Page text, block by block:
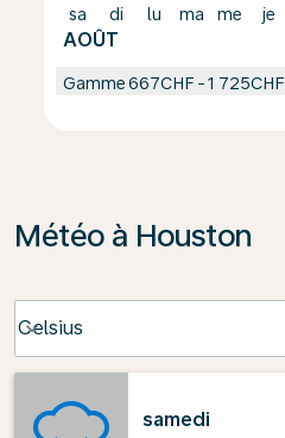
sa
AOÛT
di lu ma me je
Gamme667CHF -1 725CHF
Météo à Houston
Celsius
keyboard_arrow_down
samedi